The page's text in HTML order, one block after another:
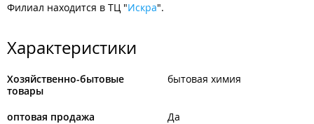
Филиал находится в ТЦ "Искра".
Характеристики
Хозяйственно-бытовые
товары
бытовая химия
оптовая продажа Да